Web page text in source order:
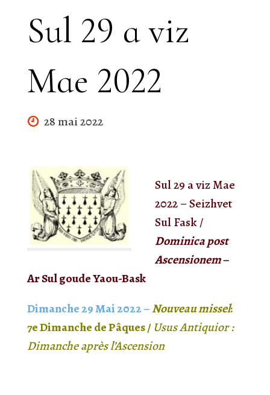
Sul 29 a viz
Mae 2022
28 mai 2022
Sul29 a vizMae
2022 –Seizhvet
Sul Fask /
Dominica post
Ascensionem–
Ar SulgoudeYaou-Bask
Dimanche29Mai2022 –Nouveau missel:
7e Dimanche dePâques /Usus Antiquior :
Dimancheaprèsl’Ascension